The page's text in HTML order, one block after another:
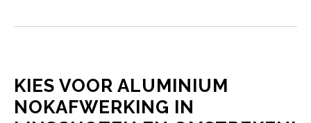
KIES VOOR ALUMINIUM
NOKAFWERKING IN